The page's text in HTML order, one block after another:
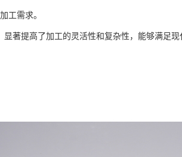
工需求。
显著提高了加工的灵活性和复杂性，能够满足